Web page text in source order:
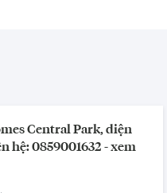
Central Park, diện
hệ: 0859001632 - xem